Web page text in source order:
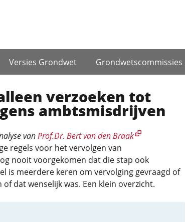
Versies Grondwet Grondwets­commissies
verzoeken tot
ambtsmisdrijven
vanProf.Dr. Bert van den Braak
regels voor het vervolgen van
nooit voorgekomen dat die stap ook
is meerdere keren om vervolging gevraagd of
dat wenselijk was. Een klein overzicht.